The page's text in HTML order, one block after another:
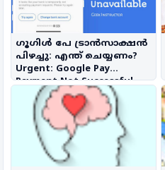
ഗൂഗിൾ പേ ട്രാൻസാക്ഷൻ
പിഴച്ചു: എന്ത് ചെയ്യണം?
Urgent: Google Pay
Payment Not Successful